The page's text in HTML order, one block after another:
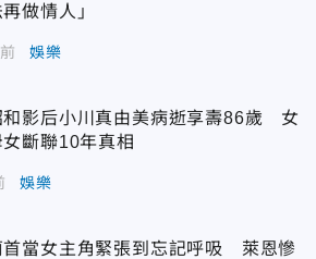
再做情人」
娛樂
和影后小川真由美病逝享壽86歲 女
女斷聯10年真相
娛樂
首當女主角緊張到忘記呼吸 萊恩慘